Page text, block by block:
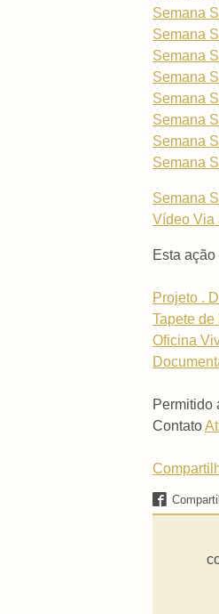
Semana
Semana
Semana
Semana
Semana
Semana
Semana
Semana
Semana
Vídeo Via
Esta
Projeto .
Tapete
Oficina
Permitido
Contato